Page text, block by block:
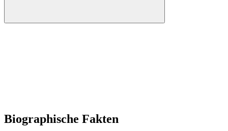
Biographische Fakten